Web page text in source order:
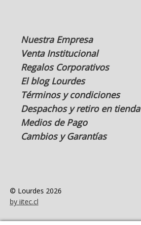
Nuestra Empresa
Venta Institucional
Regalos Corporativos
El blog Lourdes
Términos y condiciones
Despachos y retiro en tienda
Medios de Pago
Cambios y Garantías
© Lourdes 2026
by iitec.cl